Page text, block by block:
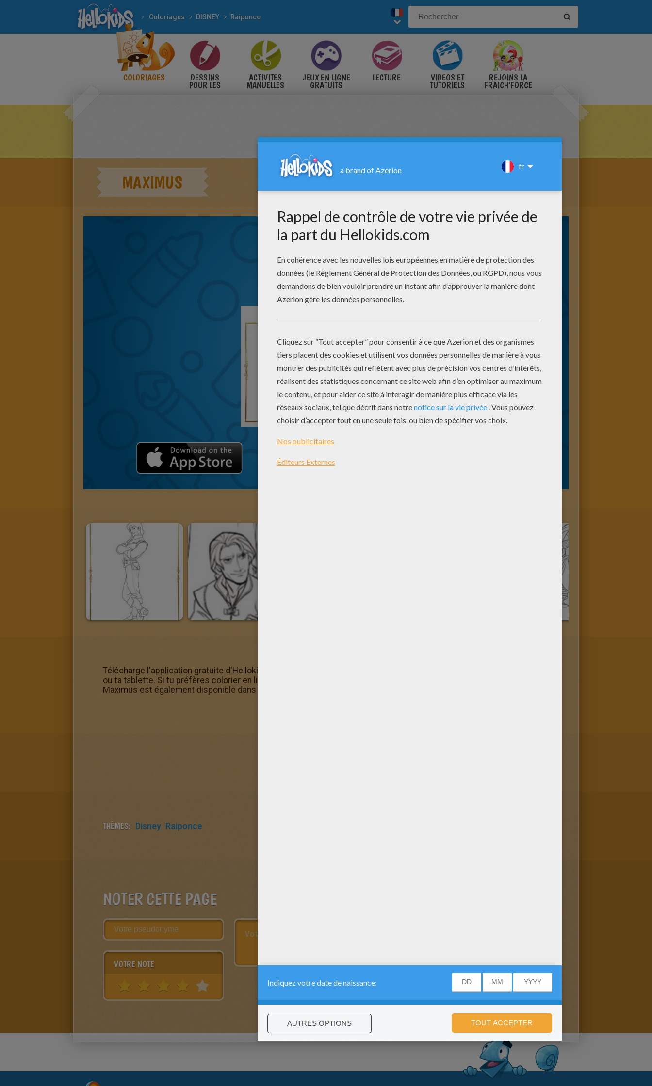
Coloriages DISNEY Raiponce
COLORIAGES DESSINS
POUR LES
ACTIVITES
MANUELLES
JEUX EN LIGNE
GRATUITS
LECTURE VIDÉOS ET
TUTORIELS
REJOINS LA
FRAICH'FORCE
MAXIMUS
Télécharge l'application gratuite d'Hellokids et colorie ce Coloriage Disney Maximus directement sur ton smartphone
ou ta tablette. Si tu préfères colorier en ligne sur ton ordinateur, ta tablette ou ton smartphone, ce Coloriage Disney
Maximus est également disponible dans la Machine à colorier!
THÈMES: Disney Raiponce
NOTER CETTE PAGE
VOTRE NOTE